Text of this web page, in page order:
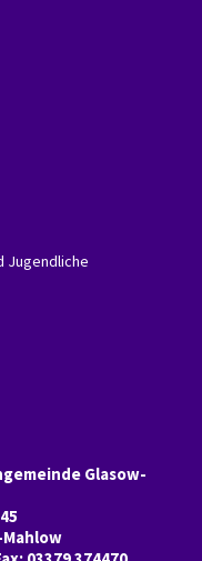
Jugendliche
Glasow-